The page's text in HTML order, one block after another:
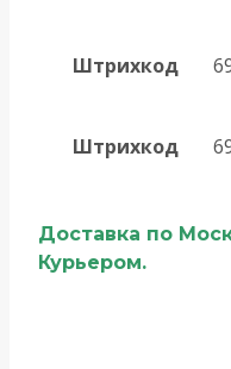
Штрихкод
Штрихкод
Доставка по
Курьером.